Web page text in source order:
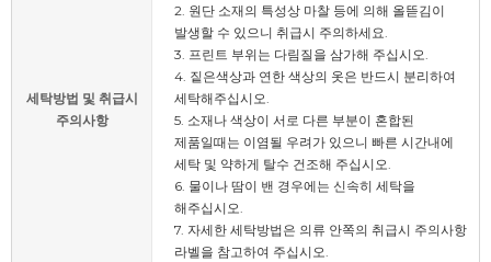
세탁방법 및 취급시
주의사항
2. 원단 소재의 특성상 마찰 등에 의해 올뜯김이
발생할 수 있으니 취급시 주의하세요.
3. 프린트 부위는 다림질을 삼가해 주십시오.
4. 짙은색상과 연한 색상의 옷은 반드시 분리하여
세탁해주십시오.
5. 소재나 색상이 서로 다른 부분이 혼합된
제품일때는 이염될 우려가 있으니 빠른 시간내에
세탁 및 약하게 탈수 건조해 주십시오.
6. 물이나 땀이 밴 경우에는 신속히 세탁을
해주십시오.
7. 자세한 세탁방법은 의류 안쪽의 취급시 주의사항
라벨을 참고하여 주십시오.